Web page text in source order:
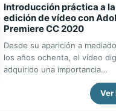
Introducción práctica a la
edición de vídeo con
Premiere CC 2020
Desde su aparición a
los años ochenta, el vídeo
adquirido una importancia
fundamental en la industria
audiovisual, sea cual sea la
naturaleza de la producción.
Ver